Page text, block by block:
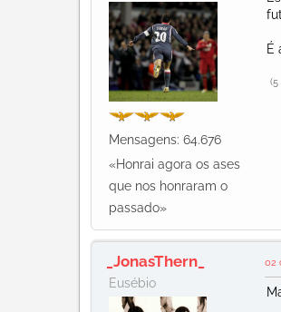
Mensagens: 64.676
«Honrai agora os ases
que nos honraram o
passado»
É
_JonasThern_
Eusébio
02